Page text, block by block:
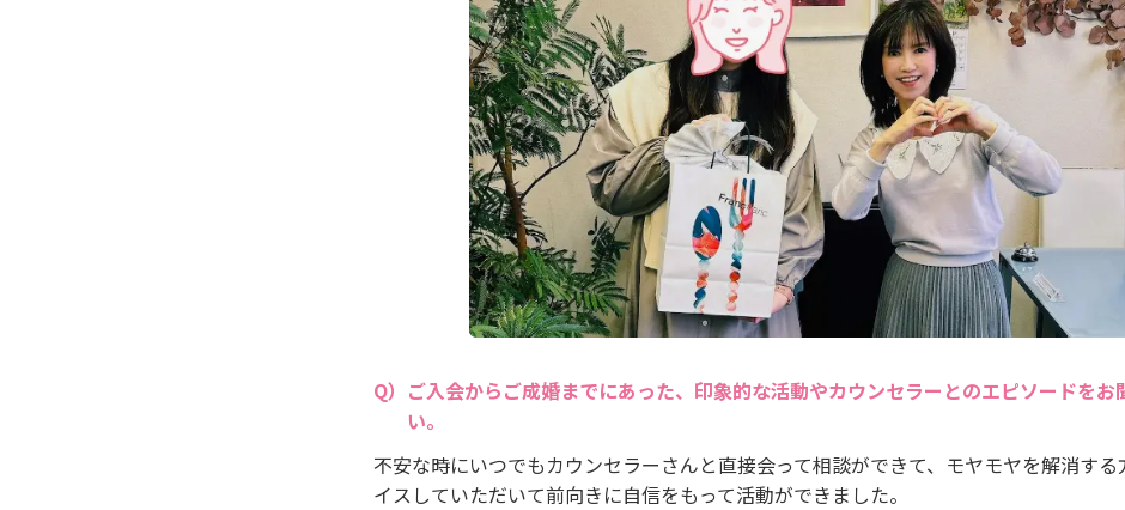
ご入会からご成婚までにあった、印象的な活動やカウンセラーとのエピソードをお
い。
不安な時にいつでもカウンセラーさんと直接会って相談ができて、モヤモヤを解消する
イスしていただいて前向きに自信をもって活動ができました。